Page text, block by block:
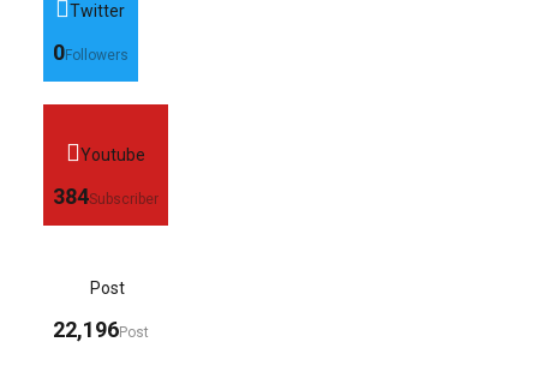
Twitter
0Followers
Youtube
384Subscriber
Post
22,196Post